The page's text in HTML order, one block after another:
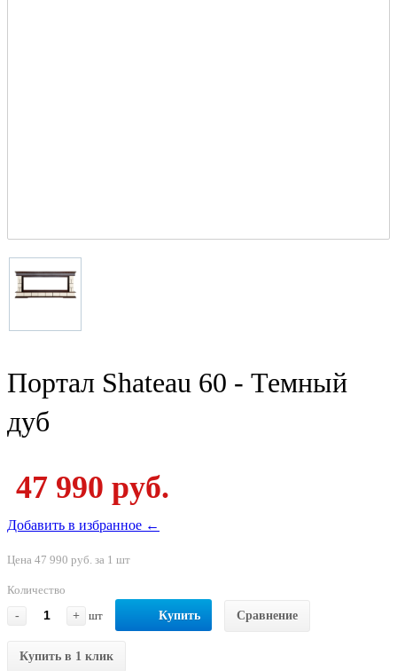
Портал Shateau 60 - Темный
дуб
47 990 руб.
Добавить в избранное ←
Цена 47 990 руб. за 1 шт
Количество
-
+ шт Купить Сравнение
Купить в 1 клик